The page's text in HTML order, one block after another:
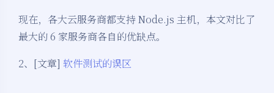
现在，各大云服务商都支持 Node.js 主机，本文对比了
最大的 6 家服务商各自的优缺点。
2、[文章] 软件测试的误区